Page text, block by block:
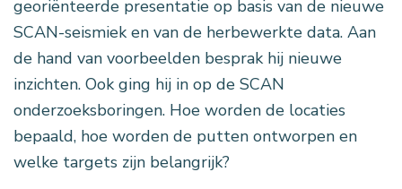
georiënteerde presentatie op basis van de nieuwe
SCAN-seismiek en van de herbewerkte data. Aan
de hand van voorbeelden besprak hij nieuwe
inzichten. Ook ging hij in op de SCAN
onderzoeksboringen. Hoe worden de locaties
bepaald, hoe worden de putten ontworpen en
welke targets zijn belangrijk?